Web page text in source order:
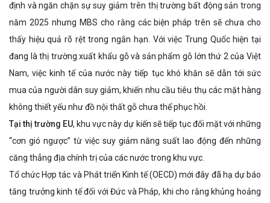
định và ngăn chặn sự suy giảm trên thị trường bất động sản trong
năm 2025 nhưng MBS cho rằng các biện pháp trên sẽ chưa cho
thấy hiệu quả rõ rệt trong ngắn hạn. Với việc Trung Quốc hiện tại
đang là thị trường xuất khẩu gỗ và sản phẩm gỗ lớn thứ 2 của Việt
Nam, việc kinh tế của nước này tiếp tục khó khăn sẽ dẫn tới sức
mua của người dân suy giảm, khiến nhu cầu tiêu thụ các mặt hàng
không thiết yếu như đồ nội thất gỗ chưa thể phục hồi.
Tại thị trường EU, khu vực này dự kiến sẽ tiếp tục đối mặt với những
“cơn gió ngược” từ việc suy giảm năng suất lao động đến những
căng thẳng địa chính trị của các nước trong khu vực.
Tổ chức Hợp tác và Phát triển Kinh tế (OECD) mới đây đã hạ dự báo
tăng trưởng kinh tế đối với Đức và Pháp, khi cho rằng khủng hoảng